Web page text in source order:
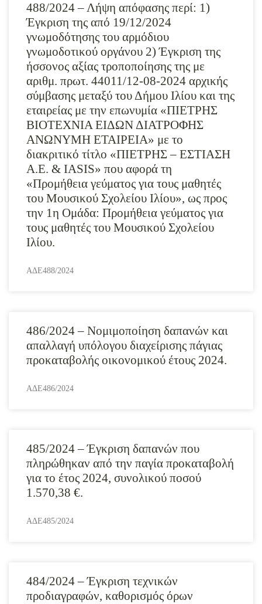
488/2024 – Λήψη απόφασης περί: 1)
Έγκριση της από 19/12/2024
γνωμοδότησης του αρμόδιου
γνωμοδοτικού οργάνου 2) Έγκριση της
ήσσονος αξίας τροποποίησης της με
αριθμ. πρωτ. 44011/12-08-2024 αρχικής
σύμβασης μεταξύ του Δήμου Ιλίου και της
εταιρείας με την επωνυμία «ΠΙΕΤΡΗΣ
ΒΙΟΤΕΧΝΙΑ ΕΙΔΩΝ ΔΙΑΤΡΟΦΗΣ
ΑΝΩΝΥΜΗ ΕΤΑΙΡΕΙΑ» με το
διακριτικό τίτλο «ΠΙΕΤΡΗΣ – ΕΣΤΙΑΣΗ
Α.Ε. & IASIS» που αφορά τη
«Προμήθεια γεύματος για τους μαθητές
του Μουσικού Σχολείου Ιλίου», ως προς
την 1η Ομάδα: Προμήθεια γεύματος για
τους μαθητές του Μουσικού Σχολείου
Ιλίου.
ΑΔΕ488/2024
486/2024 – Νομιμοποίηση δαπανών και
απαλλαγή υπόλογου διαχείρισης πάγιας
προκαταβολής οικονομικού έτους 2024.
ΑΔΕ486/2024
485/2024 – Έγκριση δαπανών που
πληρώθηκαν από την παγία προκαταβολή
για το έτος 2024, συνολικού ποσού
1.570,38 €.
ΑΔΕ485/2024
484/2024 – Έγκριση τεχνικών
προδιαγραφών, καθορισμός όρων